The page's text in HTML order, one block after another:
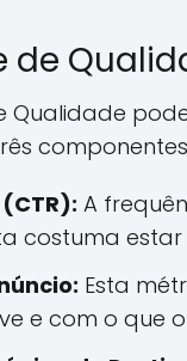
de
Qualidade
A
costuma
Esta
e com o que